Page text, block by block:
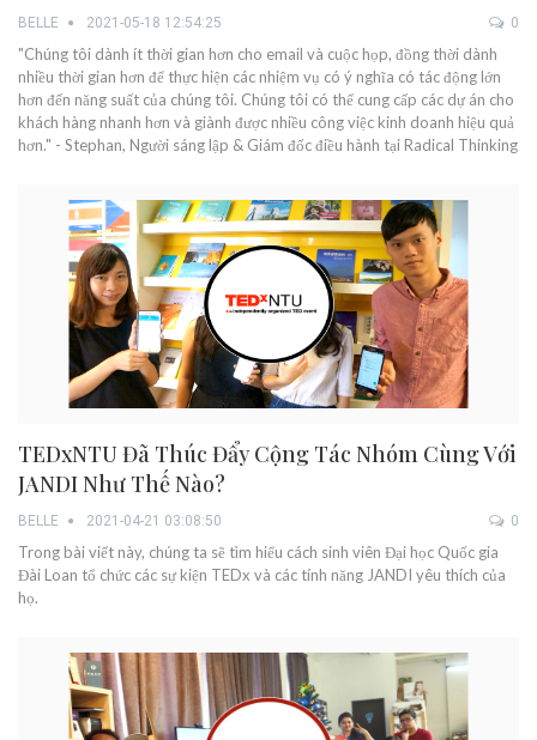
BELLE 2021-05-18 12:54:25 0
"Chúng tôi dành ít thời gian hơn cho email và cuộc họp, đồng thời dành
nhiều thời gian hơn để thực hiện các nhiệm vụ có ý nghĩa có tác động lớn
hơn đến năng suất của chúng tôi. Chúng tôi có thể cung cấp các dự án cho
khách hàng nhanh hơn và giành được nhiều công việc kinh doanh hiệu quả
hơn." - Stephan, Người sáng lập & Giám đốc điều hành tại Radical Thinking
TEDxNTU Đã Thúc Đẩy Cộng Tác Nhóm Cùng Với
JANDI Như Thế Nào?
BELLE 2021-04-21 03:08:50 0
Trong bài viết này, chúng ta sẽ tìm hiểu cách sinh viên Đại học Quốc gia
Đài Loan tổ chức các sự kiện TEDx và các tính năng JANDI yêu thích của
họ.